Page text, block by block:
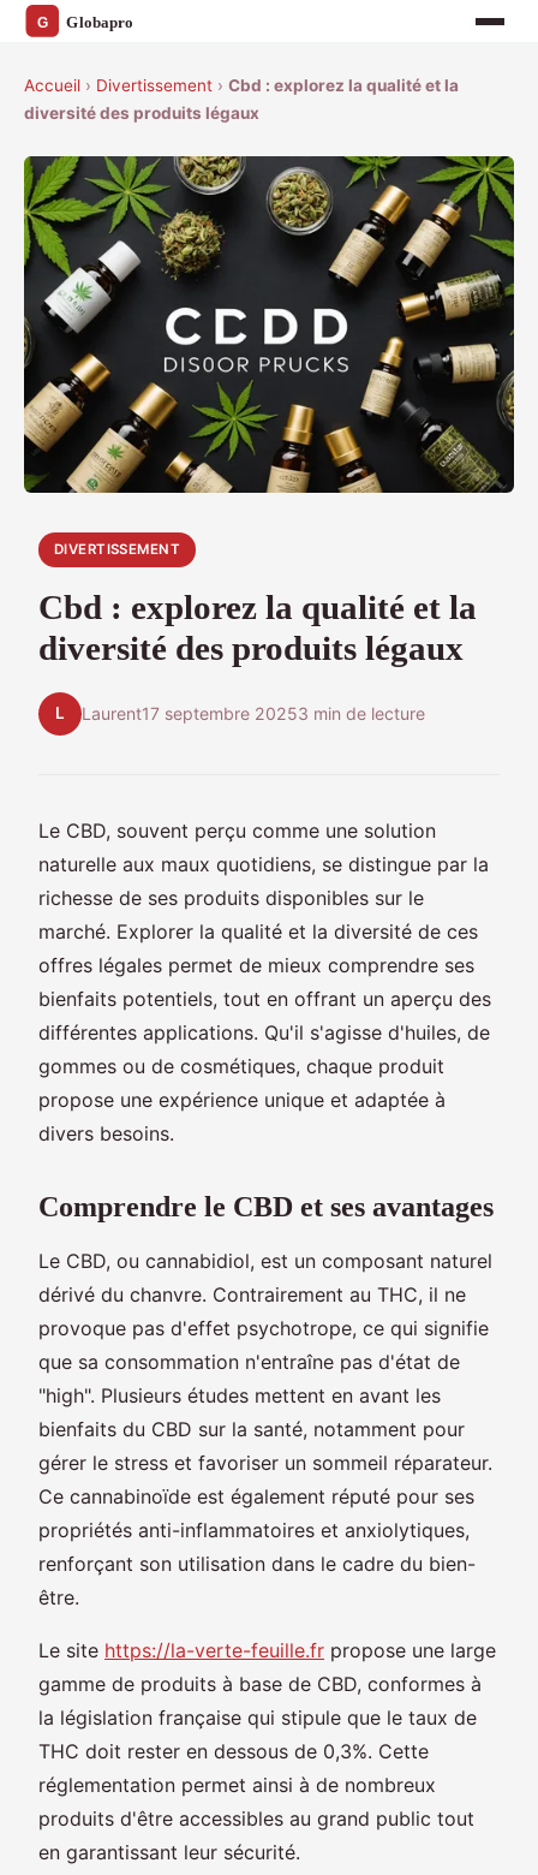
Accueil › Divertissement › Cbd : explorez la qualité et la
diversité des produits légaux
DIVERTISSEMENT
Cbd : explorez la qualité et la
diversité des produits légaux
L Laurent17 septembre 20253 min de lecture
Le CBD, souvent perçu comme une solution
naturelle aux maux quotidiens, se distingue par la
richesse de ses produits disponibles sur le
marché. Explorer la qualité et la diversité de ces
offres légales permet de mieux comprendre ses
bienfaits potentiels, tout en offrant un aperçu des
différentes applications. Qu'il s'agisse d'huiles, de
gommes ou de cosmétiques, chaque produit
propose une expérience unique et adaptée à
divers besoins.
Comprendre le CBD et ses avantages
Le CBD, ou cannabidiol, est un composant naturel
dérivé du chanvre. Contrairement au THC, il ne
provoque pas d'effet psychotrope, ce qui signifie
que sa consommation n'entraîne pas d'état de
"high". Plusieurs études mettent en avant les
bienfaits du CBD sur la santé, notamment pour
gérer le stress et favoriser un sommeil réparateur.
Ce cannabinoïde est également réputé pour ses
propriétés anti-inflammatoires et anxiolytiques,
renforçant son utilisation dans le cadre du bien-
être.
Le site https://la-verte-feuille.fr propose une large
gamme de produits à base de CBD, conformes à
la législation française qui stipule que le taux de
THC doit rester en dessous de 0,3%. Cette
réglementation permet ainsi à de nombreux
produits d'être accessibles au grand public tout
en garantissant leur sécurité.